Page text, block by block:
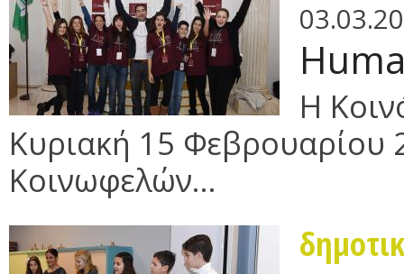
H
Κυριακή 15 Φεβρουαρίου
Κοινωφελών...